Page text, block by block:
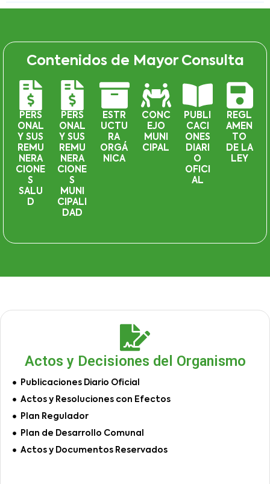
Contenidos de Mayor Consulta
PERS
ONAL
Y SUS
REMU
NERA
CIONE
S
SALU
D
PERS
ONAL
Y SUS
REMU
NERA
CIONE
S
MUNI
CIPALI
DAD
ESTR
UCTU
RA
ORGÁ
NICA
CONC
EJO
MUNI
CIPAL
PUBLI
CACI
ONES
DIARI
O
OFICI
AL
REGL
AMEN
TO
DE LA
LEY
Actos y Decisiones del Organismo
Publicaciones Diario Oficial
Actos y Resoluciones con Efectos
Plan Regulador
Plan de Desarrollo Comunal
Actos y Documentos Reservados